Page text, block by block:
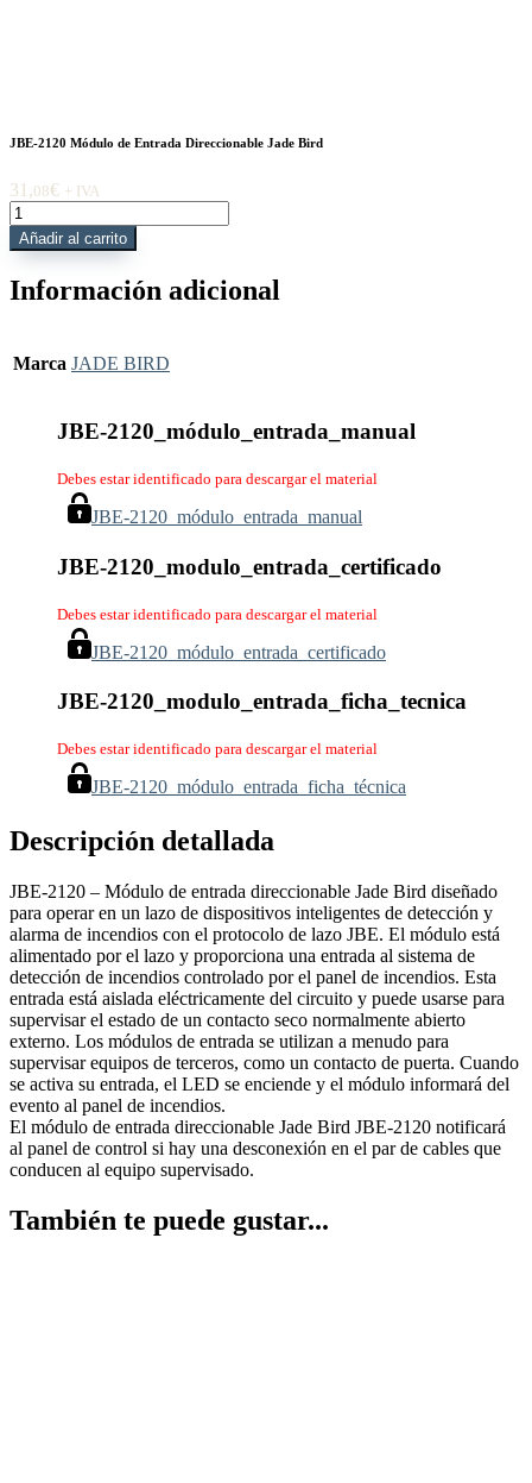
JBE-2120 Módulo de Entrada Direccionable Jade Bird
31,08€ + IVA
JBE-
2120
Módulo
Entrada
Bird
Añadir al carrito
Información adicional
Marca JADE BIRD
JBE-2120_módulo_entrada_manual
Debes estar identificado para descargar el material
JBE-2120_módulo_entrada_manual
JBE-2120_modulo_entrada_certificado
Debes estar identificado para descargar el material
JBE-2120_módulo_entrada_certificado
JBE-2120_modulo_entrada_ficha_tecnica
Debes estar identificado para descargar el material
JBE-2120_módulo_entrada_ficha_técnica
Descripción detallada
JBE-2120 – Módulo de entrada direccionable Jade Bird diseñado
para operar en un lazo de dispositivos inteligentes de detección y
alarma de incendios con el protocolo de lazo JBE. El módulo está
alimentado por el lazo y proporciona una entrada al sistema de
detección de incendios controlado por el panel de incendios. Esta
entrada está aislada eléctricamente del circuito y puede usarse para
supervisar el estado de un contacto seco normalmente abierto
externo. Los módulos de entrada se utilizan a menudo para
supervisar equipos de terceros, como un contacto de puerta. Cuando
se activa su entrada, el LED se enciende y el módulo informará del
evento al panel de incendios.
El módulo de entrada direccionable Jade Bird JBE-2120 notificará
al panel de control si hay una desconexión en el par de cables que
conducen al equipo supervisado.
También te puede gustar...